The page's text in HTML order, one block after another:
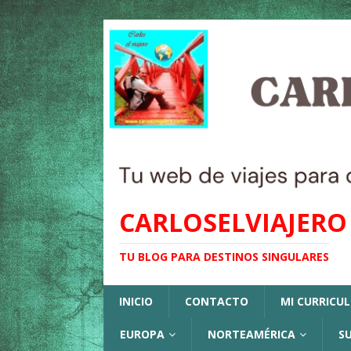
CARLOSELVIAJERO
TU BLOG PARA DESTINOS SINGULARES
INICIO CONTACTO MI
EUROPA NORTEAMÉRICA